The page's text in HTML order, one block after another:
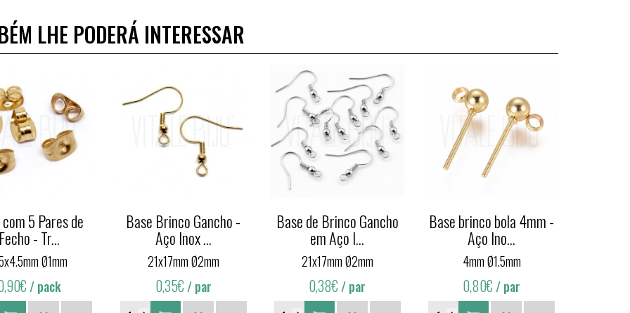
LHE PODERÁ INTERESSAR
5 Pares de
- Tr...
Ø1mm
/ pack
Base Brinco Gancho -
Aço Inox ...
21x17mm Ø2mm
0,35€/ par
Base de Brinco Gancho
em Aço I...
21x17mm Ø2mm
0,38€/ par
Base brinco bola 4mm -
Aço Ino...
4mm Ø1.5mm
0,80€/ par